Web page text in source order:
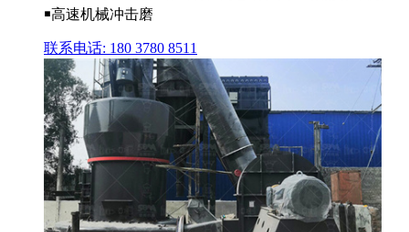
￭高速机械冲击磨
联系电话: 180 3780 8511